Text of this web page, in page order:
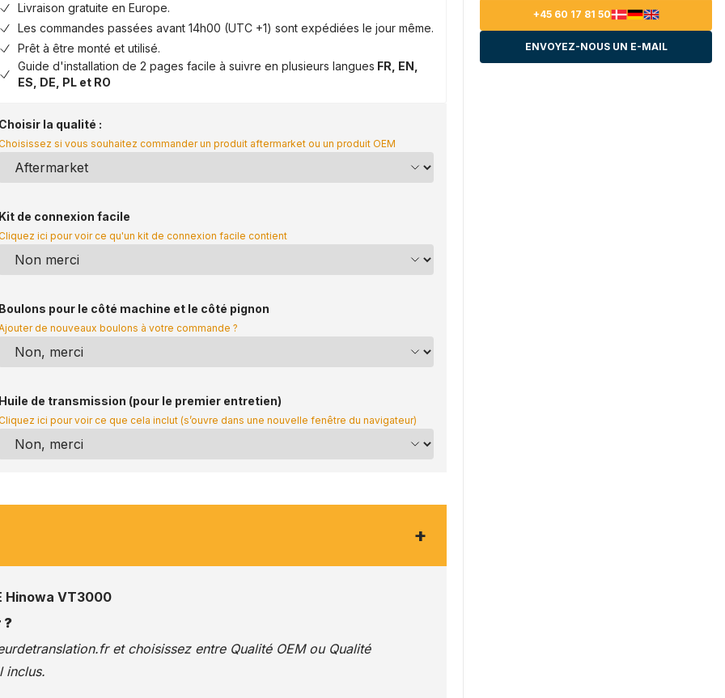
Livraison gratuite en Europe.
Les commandes passées avant 14h00 (UTC +1) sont expédiées le jour même.
Prêt à être monté et utilisé.
Guide d'installation de 2 pages facile à suivre en plusieurs langues FR, EN,
ES, DE, PL et RO
Choisir la qualité :
si vous souhaitez commander un produit aftermarket ou un produit OEM
Kit de connexion facile
ici pour voir ce qu'un kit de connexion facile contient
Boulons pour le côté machine et le côté pignon
de nouveaux boulons à votre commande ?
Huile de transmission (pour le premier entretien)
ici pour voir ce que cela inclut (s’ouvre dans une nouvelle fenêtre du navigateur)
+
Hinowa VT3000
?
et choisissez entre Qualité OEM ou Qualité
inclus.
+45 60 17 81 50
ENVOYEZ-NOUS UN E-MAIL